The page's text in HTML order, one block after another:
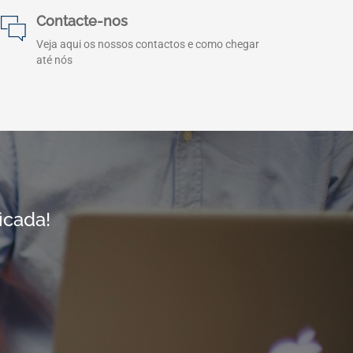
Contacte-nos
Veja aqui os nossos contactos e como chegar
até nós